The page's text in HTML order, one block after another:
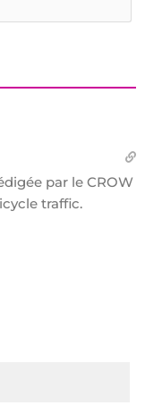
par le CROW
traffic.